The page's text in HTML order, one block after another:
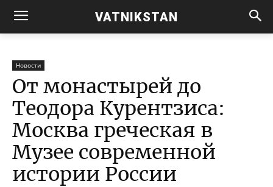
VATNIKSTAN
Новости
От монастырей до
Теодора Курентзиса:
Москва греческая в
Музее современной
истории России